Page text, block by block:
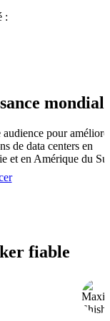
:
pour
de data centers en
et en Amérique du
fiable